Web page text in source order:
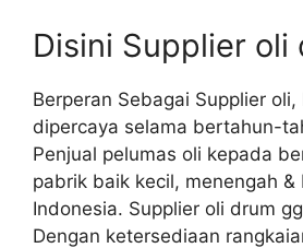
Disini Supplier oli
Berperan Sebagai Supplier
dipercaya selama bertahun-
Penjual pelumas oli kepada
pabrik baik kecil, menengah
Indonesia. Supplier oli drum
Dengan ketersediaan